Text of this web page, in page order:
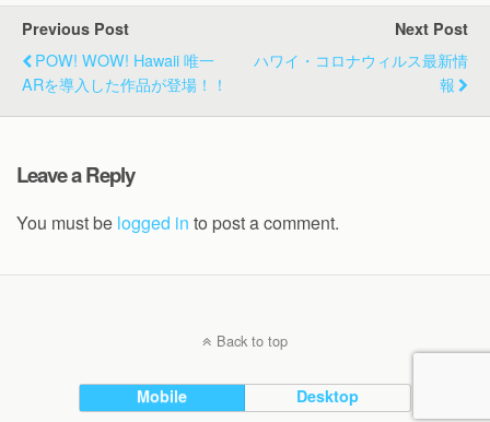
Previous Post
POW! WOW! Hawaii 唯一
ARを導入した作品が登場！！
Next Post
ハワイ・コロナウィルス最新情
報
Leave a Reply
You must be logged in to post a comment.
Back to top
Mobile Desktop